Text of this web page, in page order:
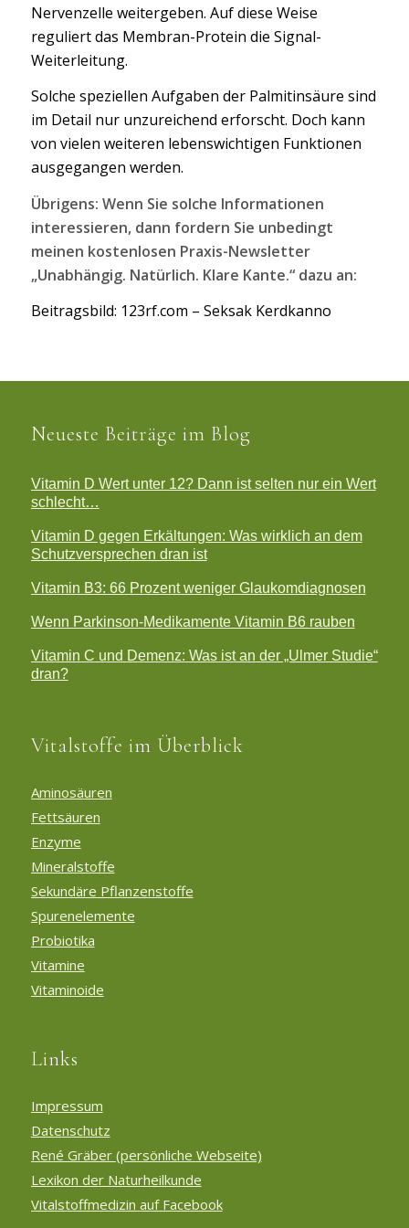
Nervenzelle weitergeben. Auf diese Weise
reguliert das Membran-Protein die Signal-
Weiterleitung.
Solche speziellen Aufgaben der Palmitinsäure sind
im Detail nur unzureichend erforscht. Doch kann
von vielen weiteren lebenswichtigen Funktionen
ausgegangen werden.
Übrigens: Wenn Sie solche Informationen
interessieren, dann fordern Sie unbedingt
meinen kostenlosen Praxis-Newsletter
„Unabhängig. Natürlich. Klare Kante.“ dazu an:
Beitragsbild: 123rf.com – Seksak Kerdkanno
Neueste Beiträge im Blog
Vitamin D Wert unter 12? Dann ist selten nur ein Wert
schlecht…
Vitamin D gegen Erkältungen: Was wirklich an dem
Schutzversprechen dran ist
Vitamin B3: 66 Prozent weniger Glaukomdiagnosen
Wenn Parkinson-Medikamente Vitamin B6 rauben
Vitamin C und Demenz: Was ist an der „Ulmer Studie“
dran?
Vitalstoffe im Überblick
Aminosäuren
Fettsäuren
Enzyme
Mineralstoffe
Sekundäre Pflanzenstoffe
Spurenelemente
Probiotika
Vitamine
Vitaminoide
Links
Impressum
Datenschutz
René Gräber (persönliche Webseite)
Lexikon der Naturheilkunde
Vitalstoffmedizin auf Facebook